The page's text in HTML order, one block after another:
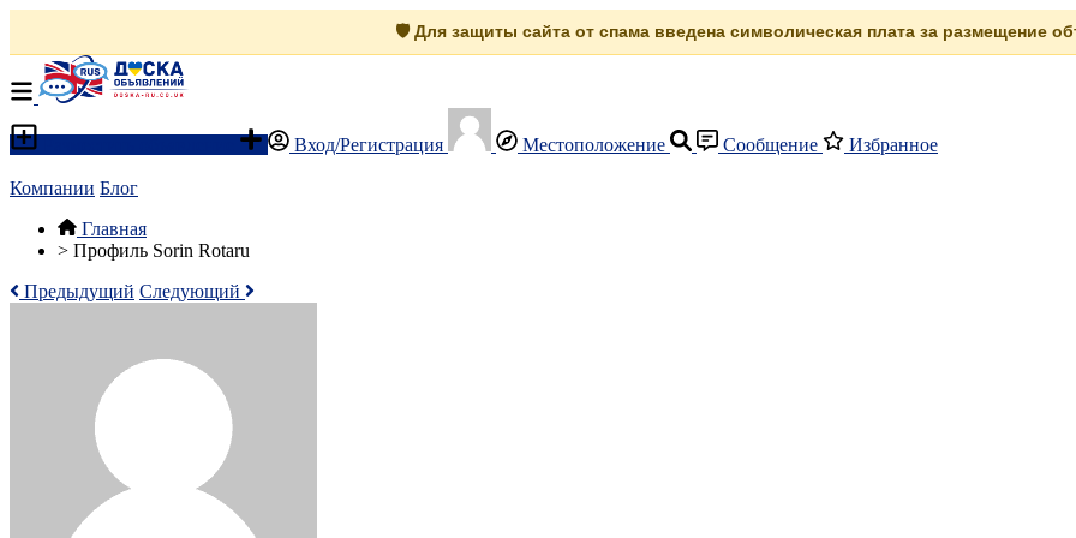
🛡️ Для защиты сайта от спама введена символическая плата за размещение
Вход/Регистрация Местоположение Сообщение Избранное
Компании Блог
Главная
> Профиль Sorin Rotaru
Предыдущий Следующий